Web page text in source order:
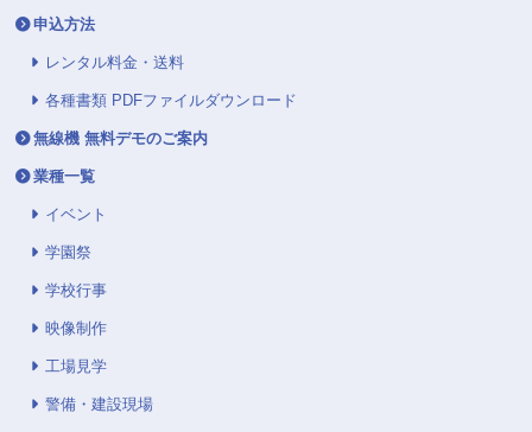
申込方法
レンタル料金・送料
各種書類 PDFファイルダウンロード
無線機 無料デモのご案内
業種一覧
イベント
学園祭
学校行事
映像制作
工場見学
警備・建設現場